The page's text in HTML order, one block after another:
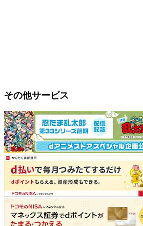
その他サービス